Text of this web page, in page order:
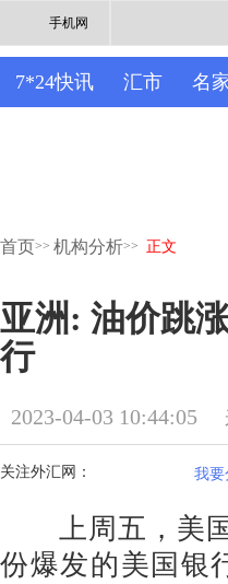
手机网
7*24快讯 汇市 名
首页>> 机构分析>> 正文
亚洲: 油价跳
行
2023-04-03 10:44:05
关注外汇网： 我要
上周五，美国
份爆发的美国银